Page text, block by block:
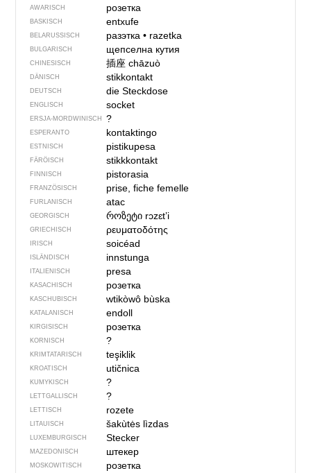
AWARISCH розетка
BASKISCH entxufe
BELARUSSISCH разэтка• razetka
BULGARISCH щепселна кутия
CHINESISCH 插座chāzuò
DÄNISCH stikkontakt
DEUTSCH die Steckdose
ENGLISCH socket
ERSJA-MORDWINISCH ?
ESPERANTO kontaktingo
ESTNISCH pistikupesa
FÄRÖISCH stikkkontakt
FINNISCH pistorasia
FRANZÖSISCH prise, fiche femelle
FURLANISCH atac
GEORGISCH როზეტი rɔzɛtʼi
GRIECHISCH ρευματοδότης
IRISCH soicéad
ISLÄNDISCH innstunga
ITALIENISCH presa
KASACHISCH розетка
KASCHUBISCH wtikòwô bùska
KATALANISCH endoll
KIRGISISCH розетка
KORNISCH ?
KRIMTATARISCH teşiklik
KROATISCH utičnica
KUMYKISCH ?
LETTGALLISCH ?
LETTISCH rozete
LITAUISCH šakùtės lìzdas
LUXEMBURGISCH Stecker
MAZEDONISCH штекер
MOSKOWITISCH розетка